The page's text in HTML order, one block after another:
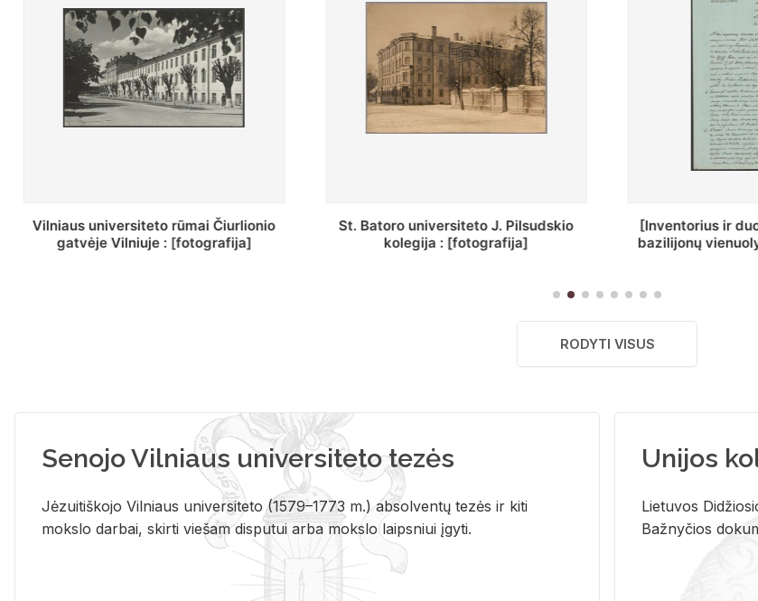
St. Batoro universiteto J. Pilsudskio
kolegija : [fotografija]
[Inventorius ir duomenys apie Selcų
bazilijonų vienuolyną, Rečycos pav.]
„Wiadomośc
RODYTI VISUS
Senojo Vilniaus universiteto tezės
Jėzuitiškojo Vilniaus universiteto (1579–1773 m.) absolventų tezės ir kiti
mokslo darbai, skirti viešam disputui arba mokslo laipsniui įgyti.
Unijos
Lietuvos
Bažnyčios